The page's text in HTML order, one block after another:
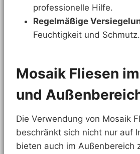
professionelle Hilfe.
Regelmäßige
Feuchtigkeit und Schmutz.
Mosaik Fliesen
und
Die Verwendung von Mosaik
beschränkt sich nicht nur auf
bieten auch im Außenbereich